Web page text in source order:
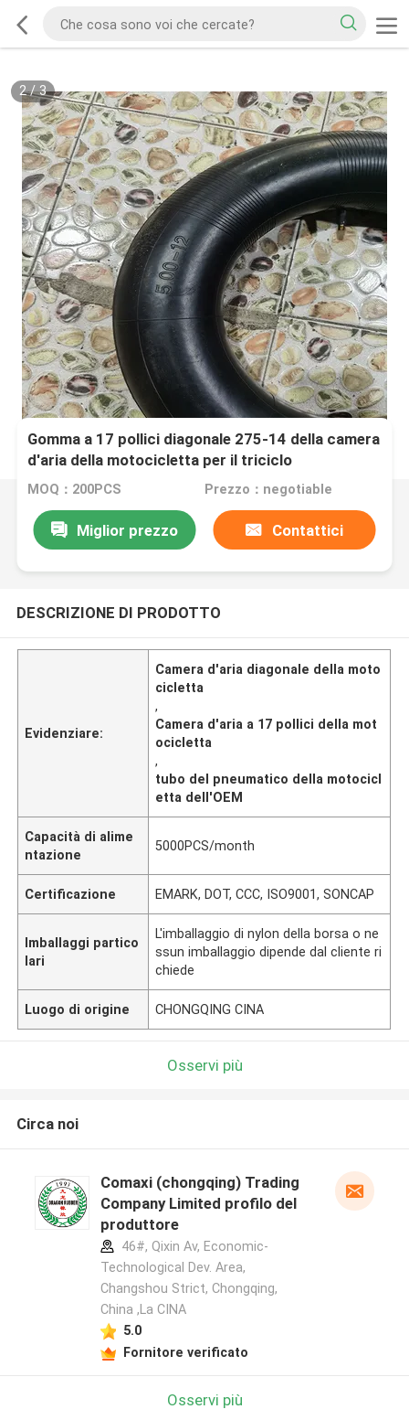
2/3
Gomma a 17 pollici diagonale 275-14 della camera
d'aria della motocicletta per il triciclo
MOQ：200PCS Prezzo：negotiable
Miglior prezzo Contattici
DESCRIZIONE DI PRODOTTO
Evidenziare:
Camera d'aria diagonale della moto
cicletta
,
Camera d'aria a 17 pollici della mot
ocicletta
,
tubo del pneumatico della motocicl
etta dell'OEM
Capacità di alime
ntazione
5000PCS/month
Certificazione EMARK, DOT, CCC, ISO9001, SONCAP
Imballaggi partico
lari
L'imballaggio di nylon della borsa o ne
ssun imballaggio dipende dal cliente ri
chiede
Luogo di origine CHONGQING CINA
Osservi più
Circa noi
Comaxi (chongqing) Trading
Company Limited profilo del
produttore
46#, Qixin Av, Economic-
Technological Dev. Area,
Changshou Strict, Chongqing,
China ,La CINA
5.0
Fornitore verificato
Osservi più